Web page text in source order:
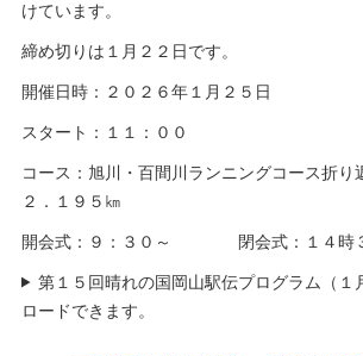
けています。
締め切りは１月２２日です。
開催日時：２０２６年１月２５日
スタート：１１：００
コース：旭川・百間川ランニングコース折
２．１９５㎞
開会式：９：３０～ 閉会式：１４時
第１５回晴れの国岡山駅伝プログラム（１
ロードできます。